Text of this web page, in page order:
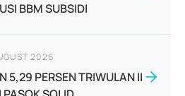
BBM SUBSIDI
2026
5,29 PERSEN TRIWULAN II